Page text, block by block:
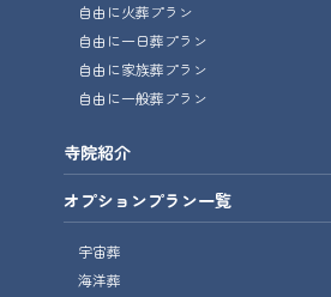
自由に火葬プラン
自由に一日葬プラン
自由に家族葬プラン
自由に一般葬プラン
寺院紹介
オプションプラン一覧
宇宙葬
海洋葬